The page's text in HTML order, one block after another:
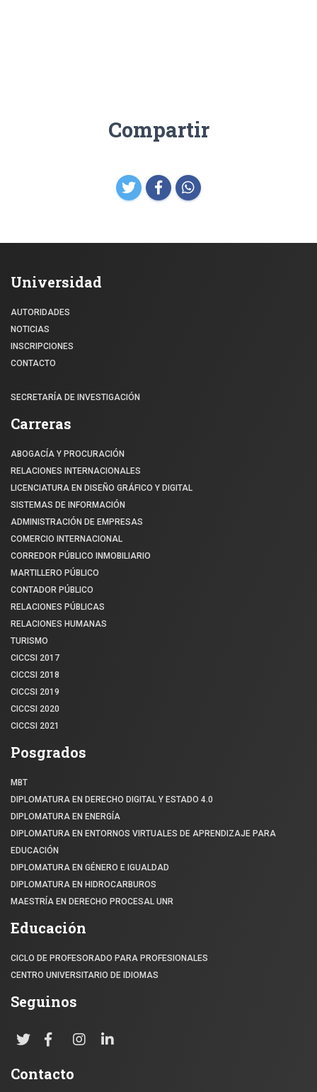
Compartir
Universidad
AUTORIDADES
NOTICIAS
INSCRIPCIONES
CONTACTO
SECRETARÍA DE INVESTIGACIÓN
Carreras
ABOGACÍA Y PROCURACIÓN
RELACIONES INTERNACIONALES
LICENCIATURA EN DISEÑO GRÁFICO Y DIGITAL
SISTEMAS DE INFORMACIÓN
ADMINISTRACIÓN DE EMPRESAS
COMERCIO INTERNACIONAL
CORREDOR PÚBLICO INMOBILIARIO
MARTILLERO PÚBLICO
CONTADOR PÚBLICO
RELACIONES PÚBLICAS
RELACIONES HUMANAS
TURISMO
CICCSI 2017
CICCSI 2018
CICCSI 2019
CICCSI 2020
CICCSI 2021
Posgrados
MBT
DIPLOMATURA EN DERECHO DIGITAL Y ESTADO 4.0
DIPLOMATURA EN ENERGÍA
DIPLOMATURA EN ENTORNOS VIRTUALES DE APRENDIZAJE PARA
EDUCACIÓN
DIPLOMATURA EN GÉNERO E IGUALDAD
DIPLOMATURA EN HIDROCARBUROS
MAESTRÍA EN DERECHO PROCESAL UNR
Educación
CICLO DE PROFESORADO PARA PROFESIONALES
CENTRO UNIVERSITARIO DE IDIOMAS
Seguinos
Contacto